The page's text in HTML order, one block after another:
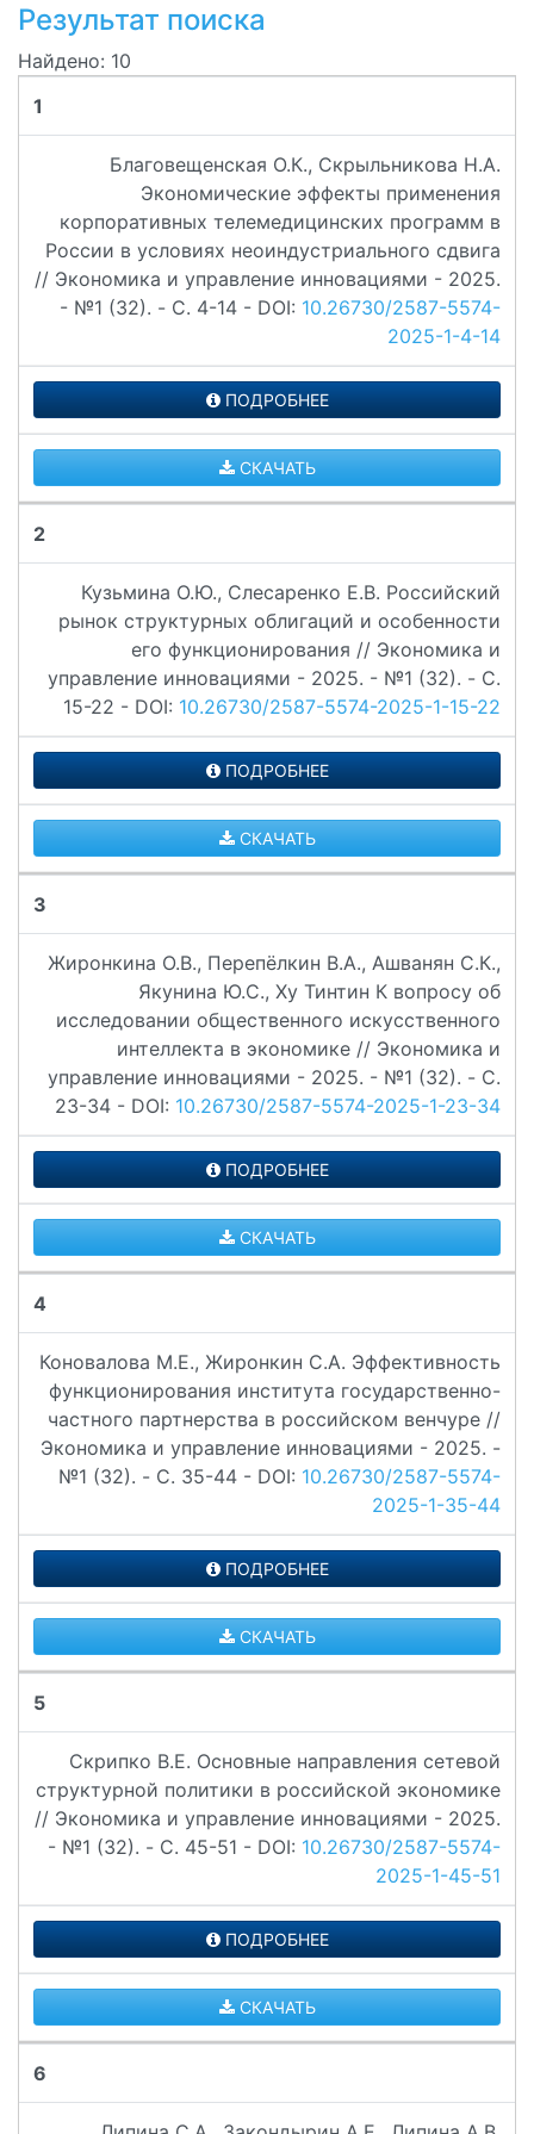
Результат поиска
Найдено: 10
1
Благовещенская О.К., Скрыльникова Н.А.
Экономические эффекты применения
корпоративных телемедицинских программ в
России в условиях неоиндустриального сдвига
// Экономика и управление инновациями - 2025.
- №1 (32). - C. 4-14 - DOI: 10.26730/2587-5574-
2025-1-4-14
ПОДРОБНЕЕ
СКАЧАТЬ
2
Кузьмина О.Ю., Слесаренко Е.В. Российский
рынок структурных облигаций и особенности
его функционирования // Экономика и
управление инновациями - 2025. - №1 (32). - C.
15-22 - DOI: 10.26730/2587-5574-2025-1-15-22
ПОДРОБНЕЕ
СКАЧАТЬ
3
Жиронкина О.В., Перепёлкин В.А., Ашванян С.К.,
Якунина Ю.С., Ху Тинтин К вопросу об
исследовании общественного искусственного
интеллекта в экономике // Экономика и
управление инновациями - 2025. - №1 (32). - C.
23-34 - DOI: 10.26730/2587-5574-2025-1-23-34
ПОДРОБНЕЕ
СКАЧАТЬ
4
Коновалова М.Е., Жиронкин С.А. Эффективность
функционирования института государственно-
частного партнерства в российском венчуре //
Экономика и управление инновациями - 2025. -
№1 (32). - C. 35-44 - DOI: 10.26730/2587-5574-
2025-1-35-44
ПОДРОБНЕЕ
СКАЧАТЬ
5
Скрипко В.Е. Основные направления сетевой
структурной политики в российской экономике
// Экономика и управление инновациями - 2025.
- №1 (32). - C. 45-51 - DOI: 10.26730/2587-5574-
2025-1-45-51
ПОДРОБНЕЕ
СКАЧАТЬ
6